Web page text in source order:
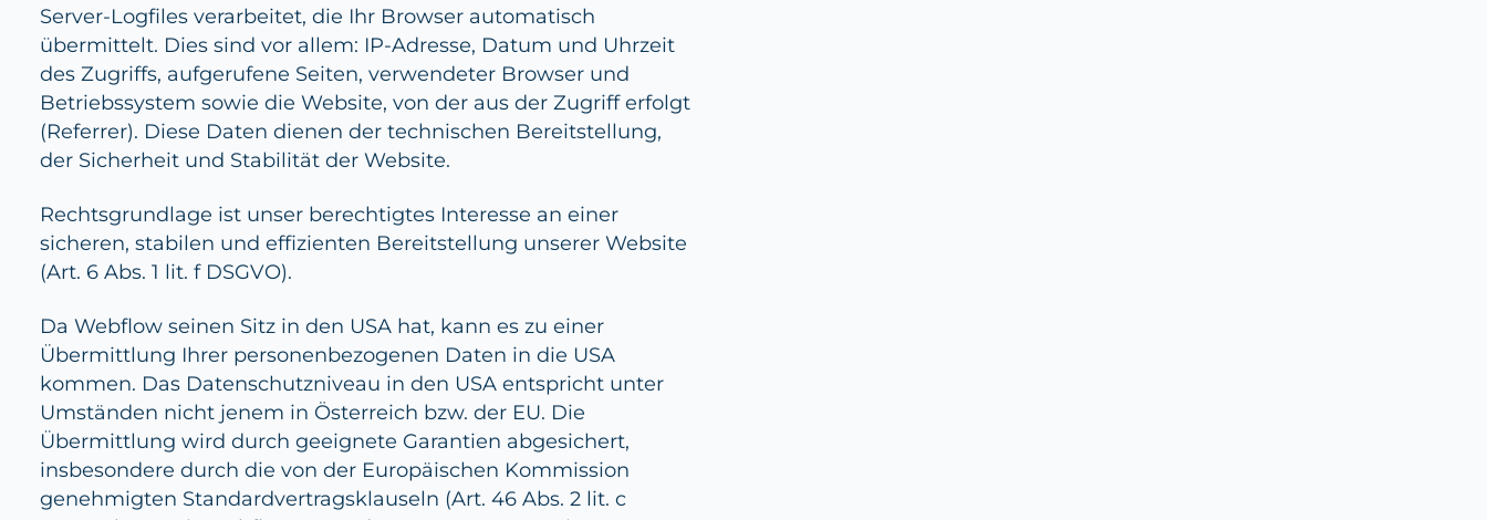
Server-Logfiles verarbeitet, die Ihr Browser automatisch
übermittelt. Dies sind vor allem: IP-Adresse, Datum und Uhrzeit
des Zugriffs, aufgerufene Seiten, verwendeter Browser und
Betriebssystem sowie die Website, von der aus der Zugriff erfolgt
(Referrer). Diese Daten dienen der technischen Bereitstellung,
der Sicherheit und Stabilität der Website.
Rechtsgrundlage ist unser berechtigtes Interesse an einer
sicheren, stabilen und effizienten Bereitstellung unserer Website
(Art. 6 Abs. 1 lit. f DSGVO).
Da Webflow seinen Sitz in den USA hat, kann es zu einer
Übermittlung Ihrer personenbezogenen Daten in die USA
kommen. Das Datenschutzniveau in den USA entspricht unter
Umständen nicht jenem in Österreich bzw. der EU. Die
Übermittlung wird durch geeignete Garantien abgesichert,
insbesondere durch die von der Europäischen Kommission
genehmigten Standardvertragsklauseln (Art. 46 Abs. 2 lit. c